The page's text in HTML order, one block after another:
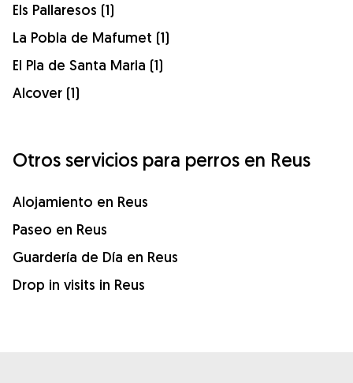
Els Pallaresos (1)
La Pobla de Mafumet (1)
El Pla de Santa Maria (1)
Alcover (1)
Otros servicios para perros en Reus
Alojamiento en Reus
Paseo en Reus
Guardería de Día en Reus
Drop in visits in Reus